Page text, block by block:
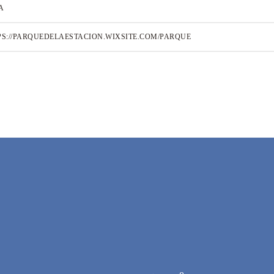
PARQUEDELAESTACION.WIXSITE.COM/PARQUE